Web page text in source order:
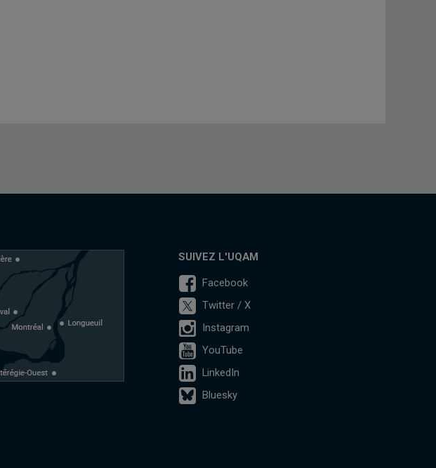
SUIVEZ L'UQAM
Facebook
Twitter / X
Instagram
YouTube
LinkedIn
Bluesky